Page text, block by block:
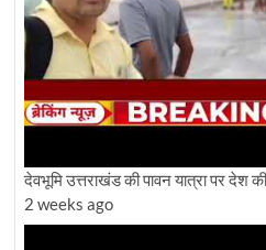
देवभूमि उत्तराखंड की पावन यात्रा पर देश
2 weeks ago